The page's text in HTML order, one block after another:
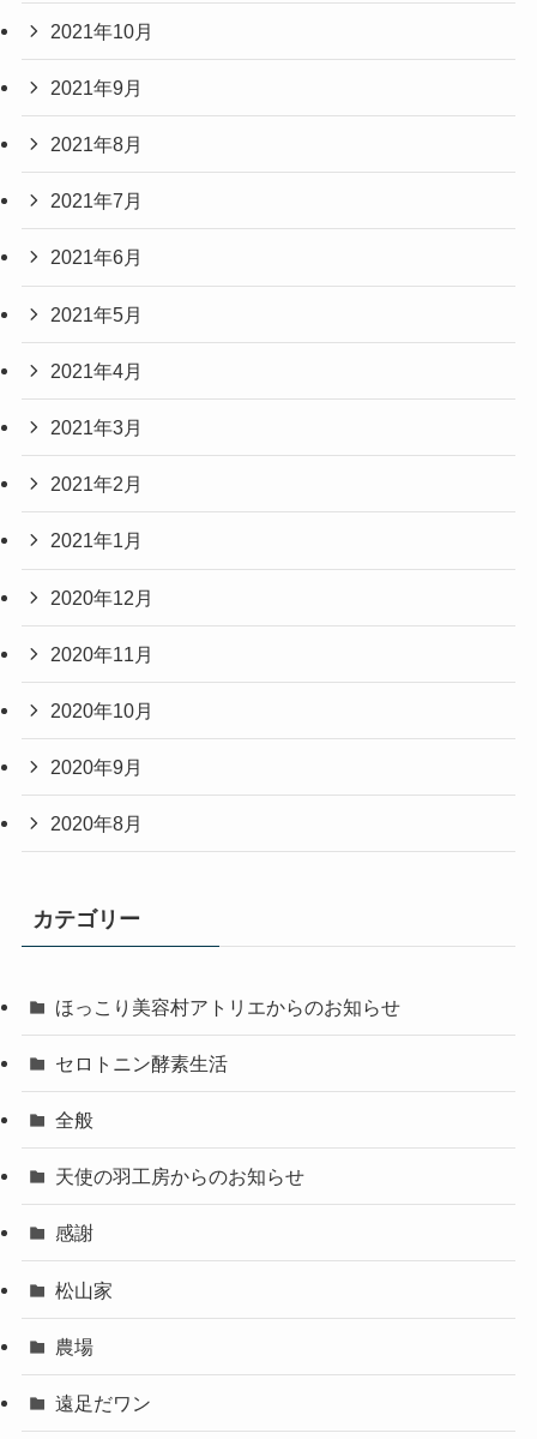
2021年10月
2021年9月
2021年8月
2021年7月
2021年6月
2021年5月
2021年4月
2021年3月
2021年2月
2021年1月
2020年12月
2020年11月
2020年10月
2020年9月
2020年8月
カテゴリー
ほっこり美容村アトリエからのお知らせ
セロトニン酵素生活
全般
天使の羽工房からのお知らせ
感謝
松山家
農場
遠足だワン